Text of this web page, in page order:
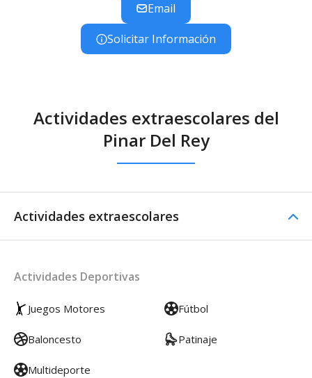
Email
Solicitar Información
Actividades extraescolares del
Pinar Del Rey
Actividades extraescolares
Actividades Deportivas
Juegos Motores Fútbol
Baloncesto Patinaje
Multideporte